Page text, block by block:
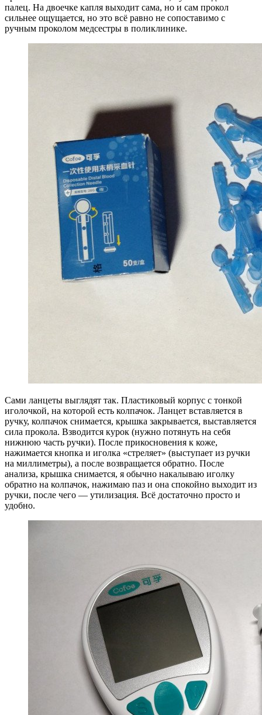
палец. На двоечке капля выходит сама, но и сам прокол
сильнее ощущается, но это всё равно не сопоставимо с
ручным проколом медсестры в поликлинике.
Сами ланцеты выглядят так. Пластиковый корпус с тонкой
иголочкой, на которой есть колпачок. Ланцет вставляется в
ручку, колпачок снимается, крышка закрывается, выставляется
сила прокола. Взводится курок (нужно потянуть на себя
нижнюю часть ручки). После прикосновения к коже,
нажимается кнопка и иголка «стреляет» (выступает из ручки
на миллиметры), а после возвращается обратно. После
анализа, крышка снимается, я обычно накалываю иголку
обратно на колпачок, нажимаю паз и она спокойно выходит из
ручки, после чего — утилизация. Всё достаточно просто и
удобно.